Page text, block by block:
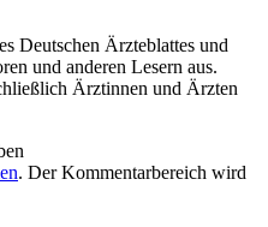
Deutschen Ärzteblattes und
und anderen Lesern aus.
Ärztinnen und Ärzten
. Der Kommentarbereich wird